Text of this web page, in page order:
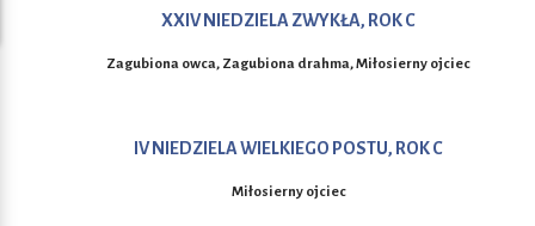
XXIV NIEDZIELA ZWYKŁA, ROK C
Zagubiona owca, Zagubiona drahma, Miłosierny ojciec
IV NIEDZIELA WIELKIEGO POSTU, ROK C
Miłosierny ojciec